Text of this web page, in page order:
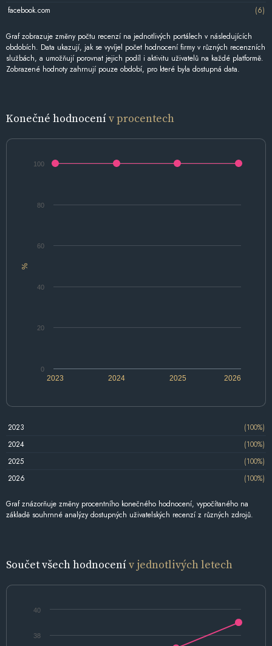
facebook.com
(6)
Graf zobrazuje změny počtu recenzí na jednotlivých portálech v následujících
obdobích. Data ukazují, jak se vyvíjel počet hodnocení firmy v různých recenzních
službách, a umožňují porovnat jejich podíl i aktivitu uživatelů na každé platformě.
Zobrazené hodnoty zahrnují pouze období, pro které byla dostupná data.
Konečné hodnocenív procentech
%
2024 2026
2023 2025
0
20
40
60
80
100
2023
(100%)
2024
(100%)
2025
(100%)
2026
(100%)
Graf znázorňuje změny procentního konečného hodnocení, vypočítaného na
základě souhrnné analýzy dostupných uživatelských recenzí z různých zdrojů.
Součet všech hodnocenív jednotlivých letech
38
40